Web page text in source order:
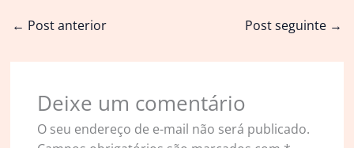
← Post anterior Post seguinte →
Deixe um comentário
O seu endereço de e-mail não será publicado.